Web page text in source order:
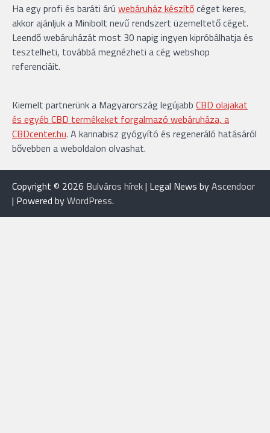
Ha egy profi és baráti árú webáruház készítőcéget keres,
akkor ajánljuk a Minibolt nevű rendszert üzemeltető céget.
Leendő webáruházát most 30 napig ingyen kipróbálhatja és
tesztelheti, továbbá megnézheti a cég webshop
referenciáit.
Kiemelt partnerünk a Magyarország legújabb CBD olajakat
és egyéb CBD termékeket forgalmazó webáruháza, a
CBDcenter.hu. A kannabisz gyógyító és regeneráló hatásáról
bővebben a weboldalon olvashat.
Copyright © 2026 Bulváros hírek| Legal News byAscendoor
| Powered byWordPress.